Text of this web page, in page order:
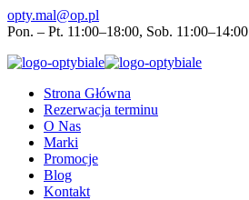
opty.mal@op.pl
Pon. – Pt. 11:00–18:00, Sob. 11:00–14:00
Strona Główna
Rezerwacja terminu
O Nas
Marki
Promocje
Blog
Kontakt